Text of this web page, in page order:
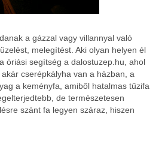
a gázzal vagy villannyal való
melegítést. Aki olyan helyen él
óriási segítség a dalostuzep.hu, ahol
cserépkályha van a házban, a
a keményfa, amiből hatalmas tűzifa
de természetesen
szánt fa legyen száraz, hiszen